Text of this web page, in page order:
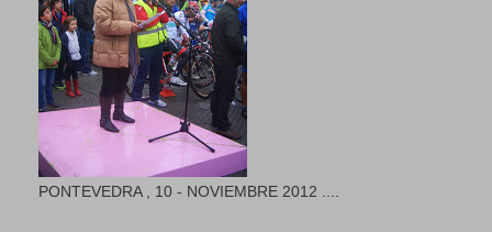
PONTEVEDRA , 10 - NOVIEMBRE 2012 ....